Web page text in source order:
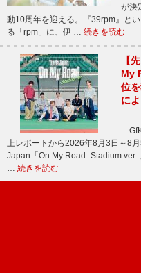
が決
動10周年を迎える。『39rpm』と
る「rpm」に、伊 … 続きを読む
【
My
位
に
上レポートから2026年8月3日～8
Japan「On My Road -Stadium
… 続きを読む